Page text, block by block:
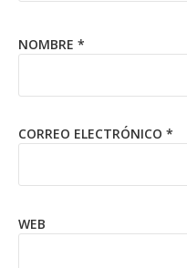
NOMBRE *
CORREO ELECTRÓNICO *
WEB